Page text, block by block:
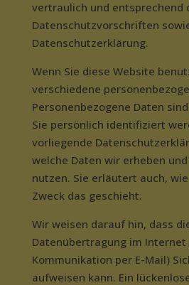
vertraulich und entsprechend
Datenschutzvorschriften
Datenschutzerklärung.
Wenn Sie diese Website
verschiedene
Personenbezogene Daten
Sie persönlich identifiziert
vorliegende
welche Daten wir erheben
nutzen. Sie erläutert auch,
Zweck das geschieht.
Wir weisen darauf hin, dass
Datenübertragung im Internet
Kommunikation per E-Mail)
aufweisen kann. Ein